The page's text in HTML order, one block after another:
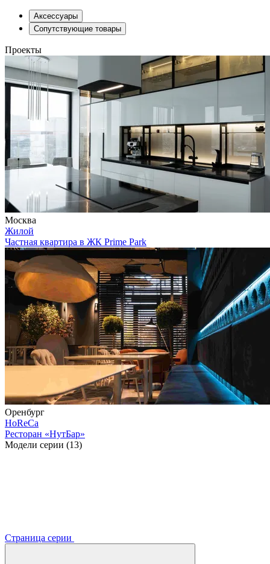
Аксессуары
Сопутствующие товары
Проекты
Москва
Жилой
Частная квартира в ЖК Prime Park
Оренбург
HoReCa
Ресторан «НутБар»
Модели серии (13)
Страница серии